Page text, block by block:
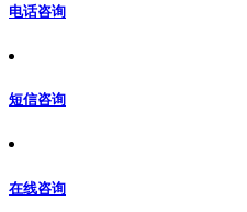
电话咨询
短信咨询
在线咨询